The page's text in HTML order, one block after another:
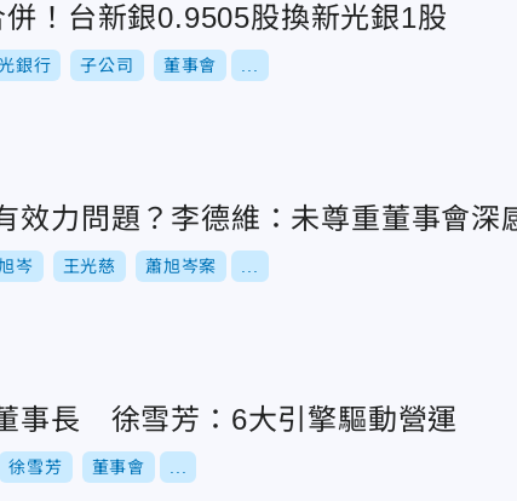
！台新銀0.9505股換新光銀1股
銀行 子公司 董事會
效力問題？李德維：未尊重董事會深
岑 王光慈 蕭旭岑案
事長 徐雪芳：6大引擎驅動營運
徐雪芳 董事會